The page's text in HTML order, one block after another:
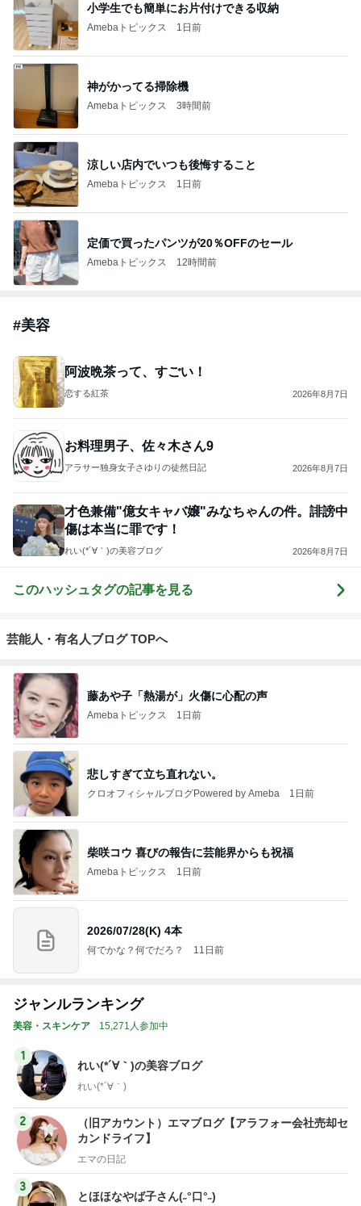
小学生でも簡単にお片付けできる収納
Amebaトピックス 1日前
神がかってる掃除機
Amebaトピックス 3時間前
涼しい店内でいつも後悔すること
Amebaトピックス 1日前
定価で買ったパンツが20％OFFのセール
Amebaトピックス 12時間前
#美容
阿波晩茶って、すごい！
恋する紅茶 2026年8月7日
お料理男子、佐々木さん9
アラサー独身女子さゆりの徒然日記 2026年8月7日
才色兼備"億女キャバ嬢"みなちゃんの件。誹謗中
傷は本当に罪です！
れい(*´∀｀)の美容ブログ 2026年8月7日
このハッシュタグの記事を見る
芸能人・有名人ブログ TOPへ
藤あや子「熱湯が」火傷に心配の声
Amebaトピックス 1日前
悲しすぎて立ち直れない。
クロオフィシャルブログPowered by Ameba 1日前
柴咲コウ 喜びの報告に芸能界からも祝福
Amebaトピックス 1日前
2026/07/28(K) 4本
何でかな？何でだろ？ 11日前
ジャンルランキング
美容・スキンケア 15,271人参加中
1
れい(*´∀｀)の美容ブログ
れい(*´∀｀)
2
（旧アカウント）エマブログ【アラフォー会社売却セ
カンドライフ】
エマの日記
3
とほほなやば子さん(˶°口°˶)